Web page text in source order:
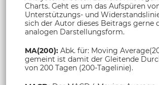
Charts. Geht es um das Aufspüren
Unterstützungs- und
sich der Autor dieses Beitrags gerne
analogen Darstellungsform.
MA(200): Abk. für: Moving
gemeint ist damit der Gleitende
von 200 Tagen (200-Tagelinie).